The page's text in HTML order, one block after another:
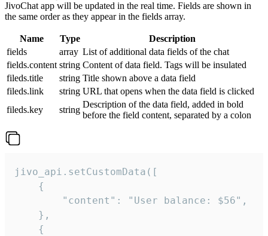
JivoChat app will be updated in the real time. Fields are shown in
the same order as they appear in the fields array.
Name Type
Description
fields
array List of additional data fields of the chat
fields.content string Content of data field. Tags will be insulated
fileds.title
string Title shown above a data field
fileds.link
string URL that opens when the data field is clicked
fileds.key
string
Description of the data field, added in bold
before the field content, separated by a colon
jivo_api.setCustomData([
    {
        "content": "User balance: $56",
    },
    {